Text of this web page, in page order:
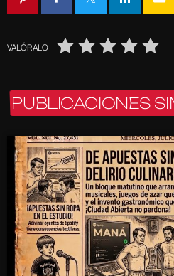
VALÓRALO
PUBLICACIONES